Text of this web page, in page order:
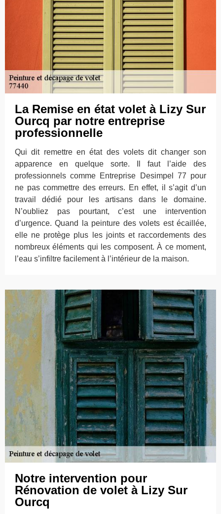
La Remise en état volet à Lizy Sur
Ourcq par notre entreprise
professionnelle
Qui dit remettre en état des volets dit changer son
apparence en quelque sorte. Il faut l’aide des
professionnels comme Entreprise Desimpel 77 pour
ne pas commettre des erreurs. En effet, il s’agit d’un
travail dédié pour les artisans dans le domaine.
N’oubliez pas pourtant, c’est une intervention
d’urgence. Quand la peinture des volets est écaillée,
elle ne protège plus les joints et raccordements des
nombreux éléments qui les composent. À ce moment,
l’eau s’infiltre facilement à l’intérieur de la maison.
Notre intervention pour
Rénovation de volet à Lizy Sur
Ourcq